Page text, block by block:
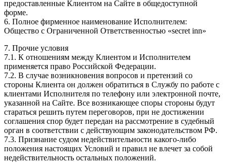
предоставленные Клиентом на Сайте в общедоступной
форме.
6. Полное фирменное наименование Исполнителем:
Общество с Ограниченной Ответственностью «secret inn»
7. Прочие условия
7.1. К отношениям между Клиентом и Исполнителем
применяется право Российской Федерации.
7.2. В случае возникновения вопросов и претензий со
стороны Клиента он должен обратиться в Службу по работе с
клиентами Исполнителя по телефону или электронной почте,
указанной на Сайте. Все возникающее споры стороны будут
стараться решить путем переговоров, при не достижении
соглашения спор будет передан на рассмотрение в судебный
орган в соответствии с действующим законодательством РФ.
7.3. Признание судом недействительности какого-либо
положения настоящих Условий и правил не влечет за собой
недействительность остальных положений.